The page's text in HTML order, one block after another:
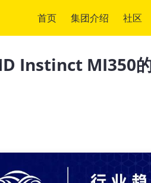
首页 集团介绍 社区
Instinct MI350